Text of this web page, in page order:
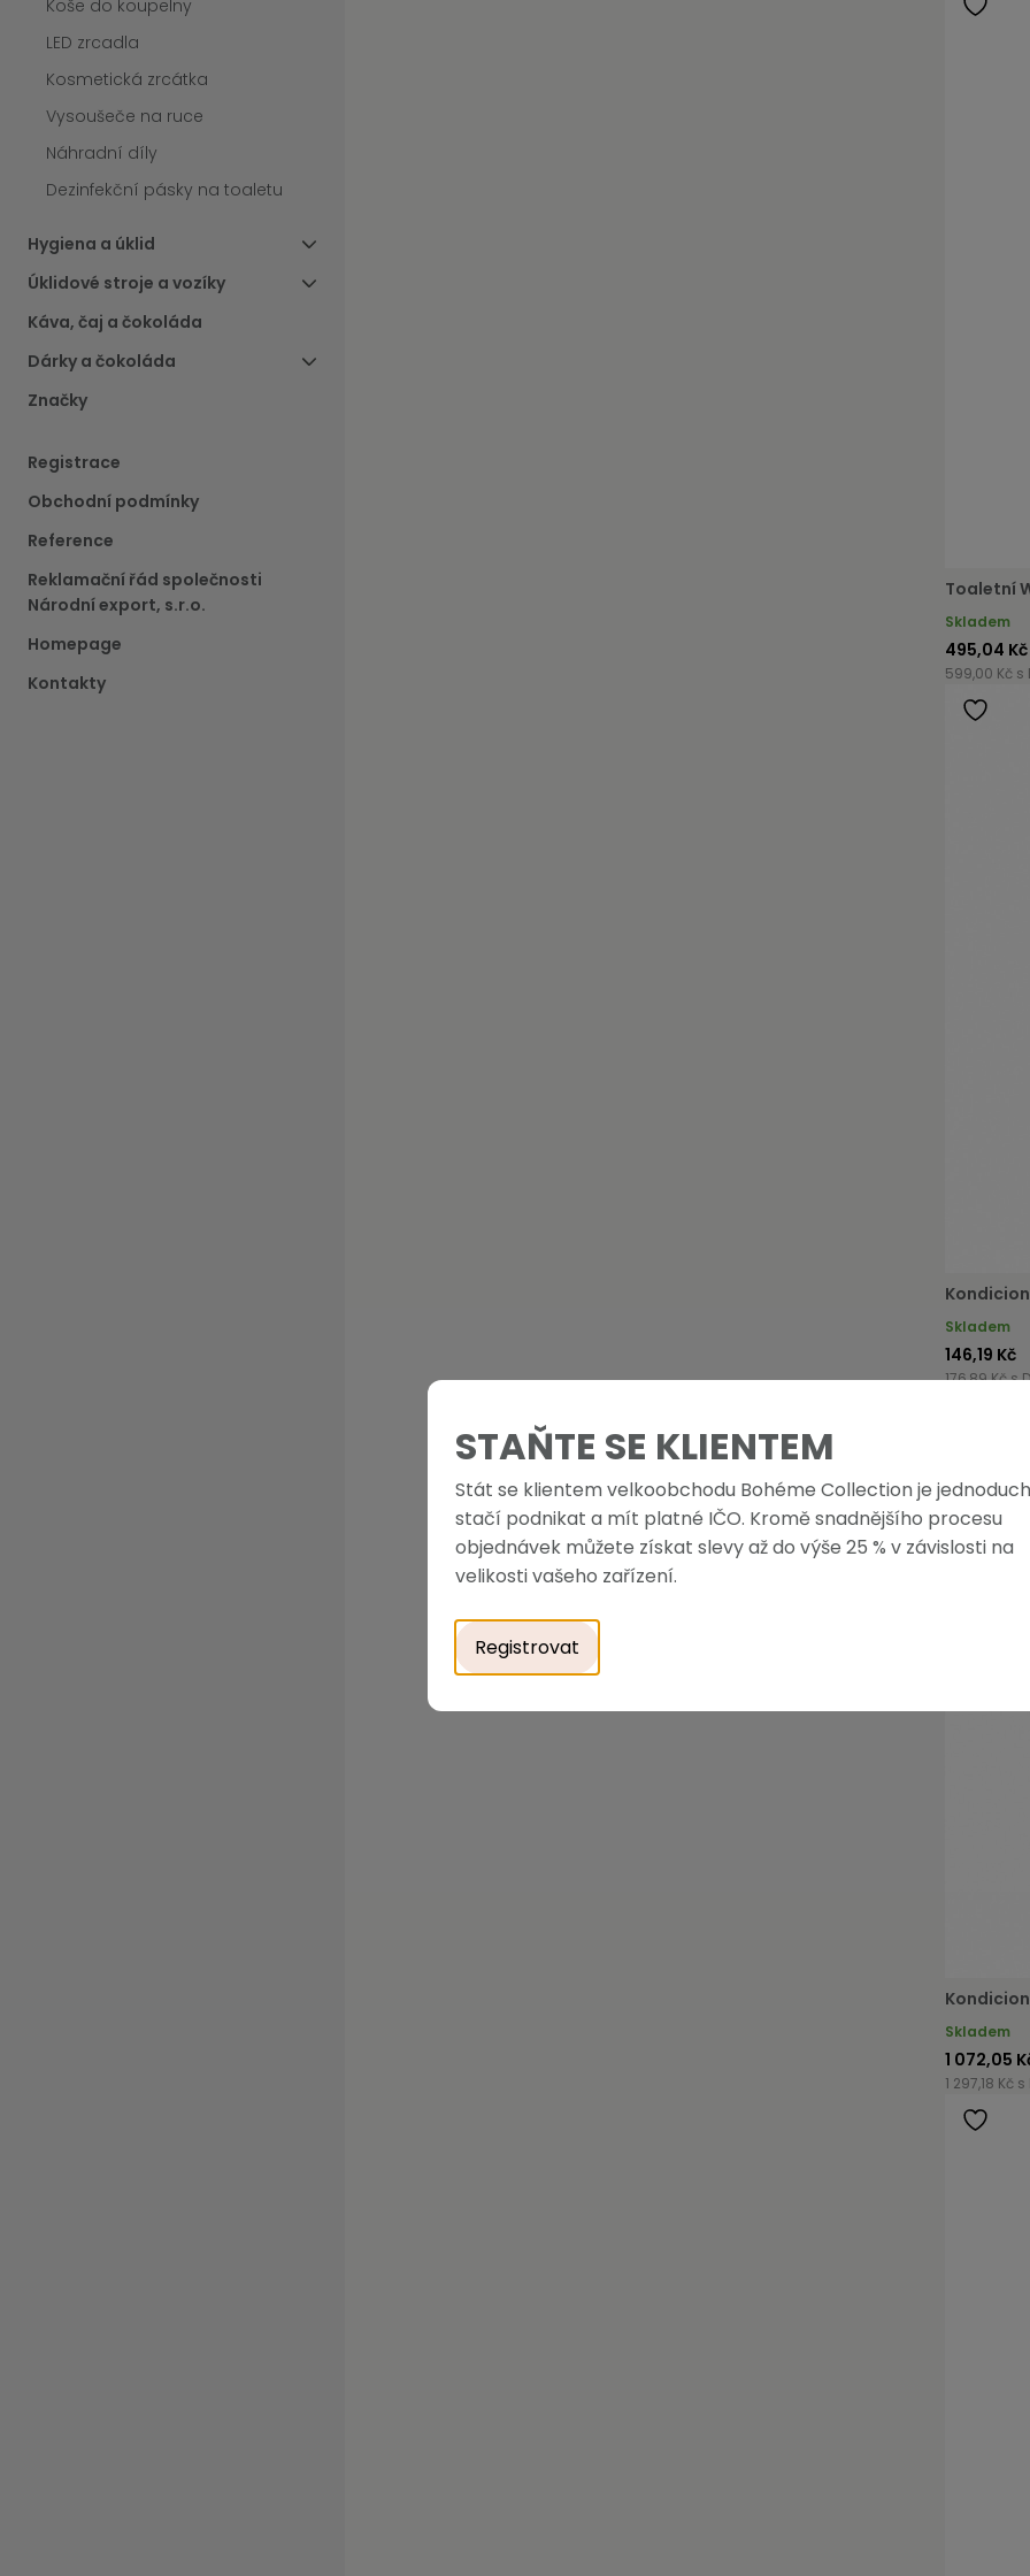
Koše do koupelny
LED zrcadla
Kosmetická zrcátka
Vysoušeče na ruce
Náhradní díly
Dezinfekční pásky na toaletu
Hygiena a úklid
Úklidové stroje a vozíky
Káva, čaj a čokoláda
Dárky a čokoláda
Značky
Registrace
Obchodní podmínky
Reference
Reklamační řád společnosti
Národní export, s.r.o.
Homepage
Kontakty
Toaletní
Skladem
495,04 Kč
599,00 Kč s
Skladem
146,19 Kč
176,89 Kč s
Skladem
1 072,05
1 297,18 Kč s
STAŇTE SE KLIENTEM
Stát se klientem velkoobchodu Bohéme Collection je
stačí podnikat a mít platné IČO. Kromě snadnějšího procesu
objednávek můžete získat slevy až do výše 25 % v závislosti na
velikosti vašeho zařízení.
Registrovat